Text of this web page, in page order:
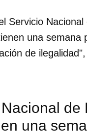
Servicio
una
de
de
una